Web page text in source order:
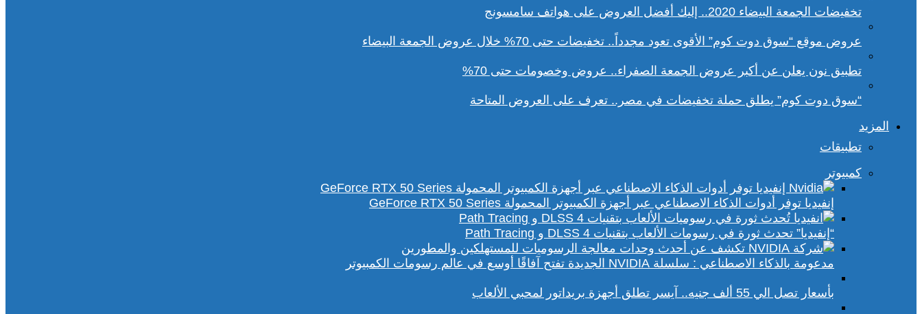
تخفيضات الجمعة البيضاء 2020.. إليك أفضل العروض على هواتف سامسونج
عروض موقع “سوق دوت كوم” الأقوى تعود مجدداً.. تخفيضات حتى 70% خلال عروض الجمعة البيضاء
تطبيق نون يعلن عن أكبر عروض الجمعة الصفراء.. عروض وخصومات حتى 70%
“سوق دوت كوم” يطلق حملة تخفيضات في مصر.. تعرف على العروض المتاحة
المزيد
تطبيقات
كمبيوتر
إنفيديا توفر أدوات الذكاء الاصطناعي عبر أجهزة الكمبيوتر المحمولة GeForce RTX 50 Series
“إنفيديا” تحدث ثورة في رسومات الألعاب بتقنيات DLSS 4 و Path Tracing
مدعومة بالذكاء الاصطناعي : سلسلة NVIDIA الجديدة تفتح آفاقًا أوسع في عالم رسومات الكمبيوتر
بأسعار تصل الي 55 ألف جنيه.. آيسر تطلق أجهزة بريداتور لمحبي الألعاب